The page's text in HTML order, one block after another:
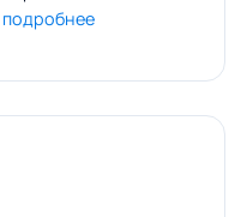
подробнее